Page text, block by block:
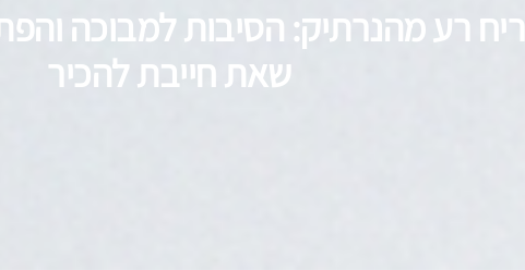
ריח רע מהנרתיק: הסיבות למבוכה
שאת חייבת להכיר